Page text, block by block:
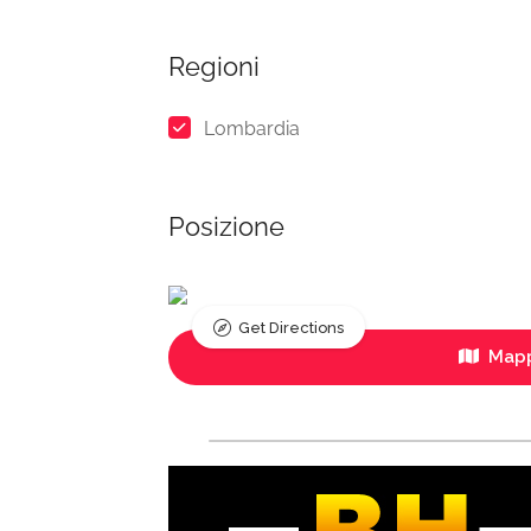
Regioni
Lombardia
Posizione
Get Directions